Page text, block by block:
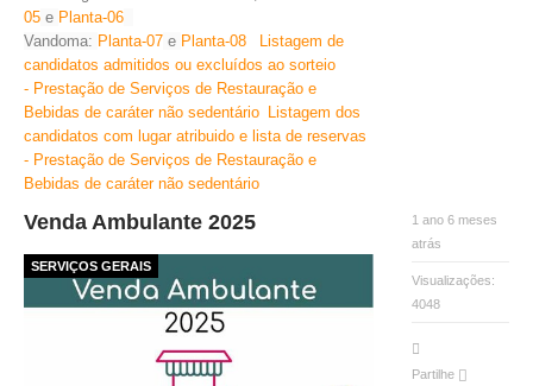
05 e Planta-06
Vandoma: Planta-07 e Planta-08
Listagem de
candidatos admitidos ou excluídos ao sorteio
- Prestação de Serviços de Restauração e
Bebidas de caráter não sedentário Listagem dos
candidatos com lugar atribuido e lista de reservas
- Prestação de Serviços de Restauração e
Bebidas de caráter não sedentário
Venda Ambulante 2025
SERVIÇOS GERAIS
1 ano 6 meses
atrás
Visualizações:
4048
Partilhe